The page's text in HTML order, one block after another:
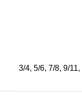
3/4, 5/6, 7/8, 9/11,